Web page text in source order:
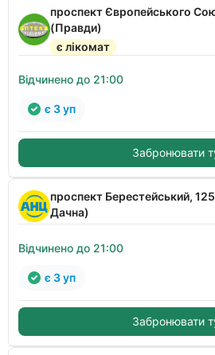
проспект Європейського
(Правди)
є лікомат
Відчинено до 21:00
є 3 уп
Забронювати
проспект Берестейський,
Дачна)
Відчинено до 21:00
є 3 уп
Забронювати